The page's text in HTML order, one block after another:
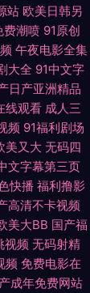
白丝巨乳被后
干干 国产传媒
社区 99热福利
第一人 国产精
人电影AV 韩国
97蜜桃网 豆花
观看 欧美A片免
站 欧美日韩另
费潮喷 91原创
午夜电影全集
大全 91中文字
日产亚洲精品
线观看 成人三
频 91福利剧场
美又大 无码四
文字幕第三页
快播 福利撸影
高清不卡视频
美大BB 国产福
视频 无码射精
频 免费电影在
成年免费网站